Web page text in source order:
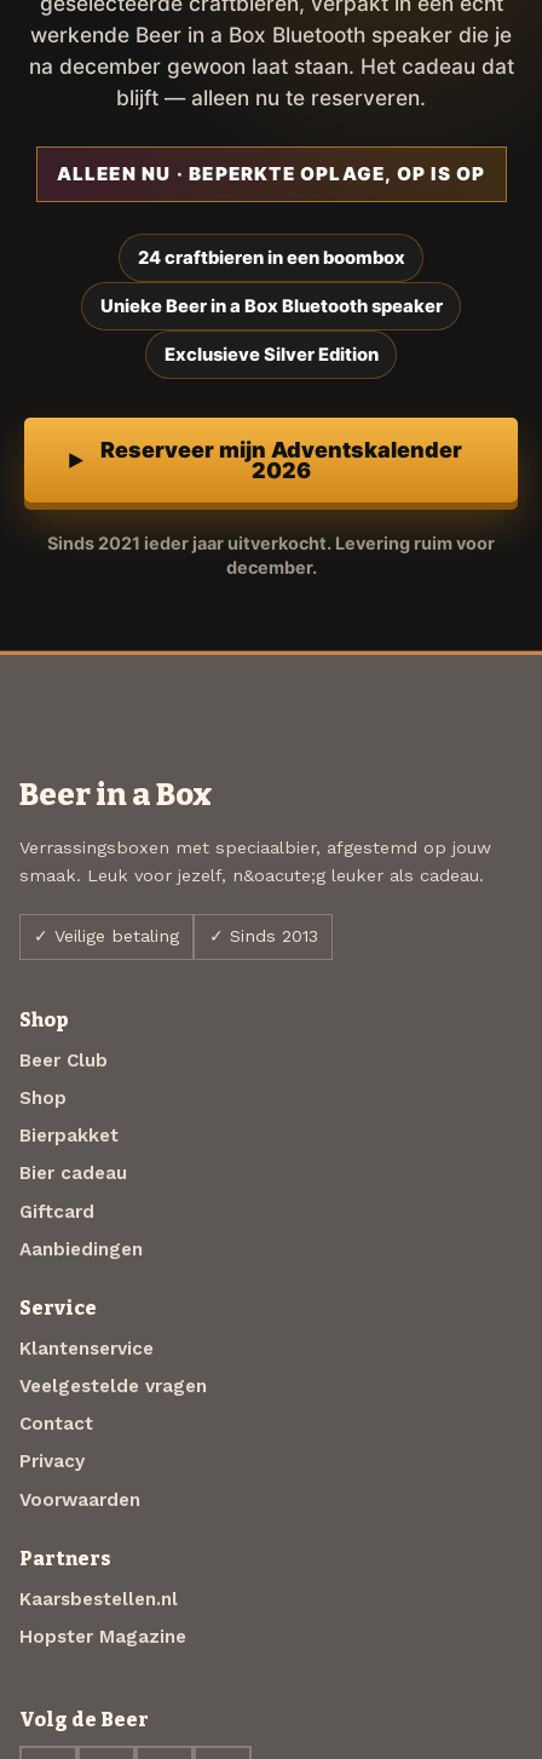
werkende Beer in a Box Bluetooth speaker die je
na december gewoon laat staan. Het cadeau dat
blijft — alleen nu te reserveren.
ALLEEN NU · BEPERKTE OPLAGE, OP IS OP
24 craftbieren in een boombox
Unieke Beer in a Box Bluetooth speaker
Exclusieve Silver Edition
Reserveer mijn Adventskalender
2026
Sinds 2021 ieder jaar uitverkocht. Levering ruim voor
december.
Beer in a Box
Verrassingsboxen met speciaalbier, afgestemd op jouw
smaak. Leuk voor jezelf, n&oacute;g leuker als cadeau.
✓ Veilige betaling ✓ Sinds 2013
Shop
Beer Club
Shop
Bierpakket
Bier cadeau
Giftcard
Aanbiedingen
Service
Klantenservice
Veelgestelde vragen
Contact
Privacy
Voorwaarden
Partners
Kaarsbestellen.nl
Hopster Magazine
Volg de Beer